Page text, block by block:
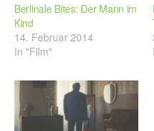
Berlinale Bites: Der Mann im
Kind
14. Februar 2014
In "Film"